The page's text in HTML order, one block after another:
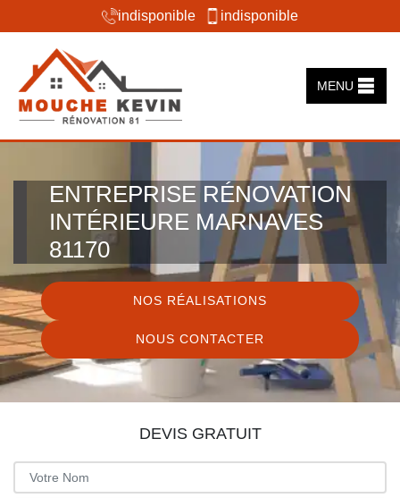
indisponible indisponible
MENU
ENTREPRISE RÉNOVATION
INTÉRIEURE MARNAVES
81170
NOS RÉALISATIONS
NOUS CONTACTER
DEVIS GRATUIT